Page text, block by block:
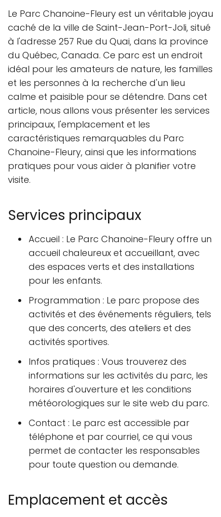
Le Parc Chanoine-Fleury est un véritable joyau
caché de la ville de Saint-Jean-Port-Joli, situé
à l'adresse 257 Rue du Quai, dans la province
du Québec, Canada. Ce parc est un endroit
idéal pour les amateurs de nature, les familles
et les personnes à la recherche d'un lieu
calme et paisible pour se détendre. Dans cet
article, nous allons vous présenter les services
principaux, l'emplacement et les
caractéristiques remarquables du Parc
Chanoine-Fleury, ainsi que les informations
pratiques pour vous aider à planifier votre
visite.
Services principaux
Accueil : Le Parc Chanoine-Fleury offre un
accueil chaleureux et accueillant, avec
des espaces verts et des installations
pour les enfants.
Programmation : Le parc propose des
activités et des événements réguliers, tels
que des concerts, des ateliers et des
activités sportives.
Infos pratiques : Vous trouverez des
informations sur les activités du parc, les
horaires d'ouverture et les conditions
météorologiques sur le site web du parc.
Contact : Le parc est accessible par
téléphone et par courriel, ce qui vous
permet de contacter les responsables
pour toute question ou demande.
Emplacement et accès